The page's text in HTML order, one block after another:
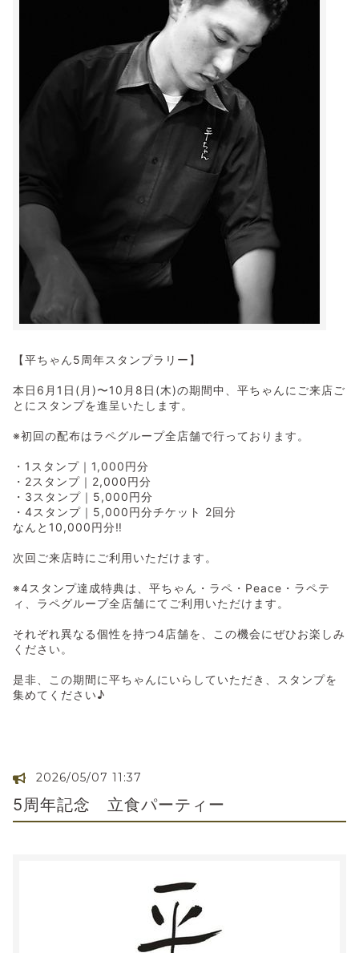
【平ちゃん5周年スタンプラリー】
本日6月1日(月)〜10月8日(木)の期間中、平ちゃんにご来店ご
とにスタンプを進呈いたします。
※初回の配布はラペグループ全店舗で行っております。
・1スタンプ｜1,000円分
・2スタンプ｜2,000円分
・3スタンプ｜5,000円分
・4スタンプ｜5,000円分チケット 2回分
なんと10,000円分‼️
次回ご来店時にご利用いただけます。
※4スタンプ達成特典は、平ちゃん・ラペ・Peace・ラペテ
ィ、ラペグループ全店舗にてご利用いただけます。
それぞれ異なる個性を持つ4店舗を、この機会にぜひお楽しみ
ください。
是非、この期間に平ちゃんにいらしていただき、スタンプを
集めてください♪
2026/05/07 11:37
5周年記念 立食パーティー